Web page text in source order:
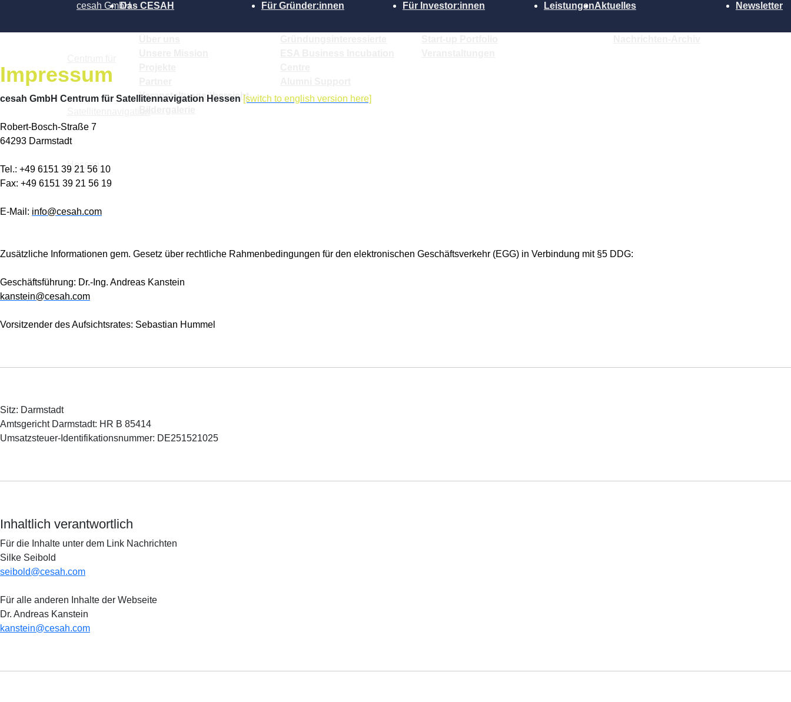
Das CESAH
Veranstaltungsübersicht
Für Gründer:innen Für Investor:innen LeistungenAktuelles Newsletter
Impressum
cesah GmbH Centrum für Satellitennavigation Hessen [switch to english version here]
Robert-Bosch-Straße 7
64293 Darmstadt
Tel.: +49 6151 39 21 56 10
Fax: +49 6151 39 21 56 19
E-Mail: info@cesah.com
Zusätzliche Informationen gem. Gesetz über rechtliche Rahmenbedingungen für den elektronischen Geschäftsverkehr (EGG) in Verbindung mit §5 DDG:
Geschäftsführung: Dr.-Ing. Andreas Kanstein
kanstein@cesah.com
Vorsitzender des Aufsichtsrates: Sebastian Hummel
Sitz: Darmstadt
Amtsgericht Darmstadt: HR B 85414
Umsatzsteuer-Identifikationsnummer: DE251521025
Inhaltlich verantwortlich
Für die Inhalte unter dem Link Nachrichten
Silke Seibold
seibold@cesah.com
Für alle anderen Inhalte der Webseite
Dr. Andreas Kanstein
kanstein@cesah.com